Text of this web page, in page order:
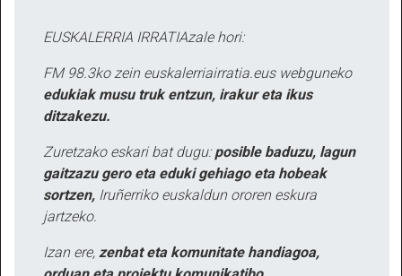
EUSKALERRIA IRRATIAzale hori:
FM 98.3ko zein euskalerriairratia.eus webguneko
edukiak musu truk entzun, irakur eta ikus
ditzakezu.
Zuretzako eskari bat dugu: posible baduzu, lagun
gaitzazu gero eta eduki gehiago eta hobeak
sortzen, Iruñerriko euskaldun ororen eskura
jartzeko.
Izan ere, zenbat eta komunitate handiagoa,